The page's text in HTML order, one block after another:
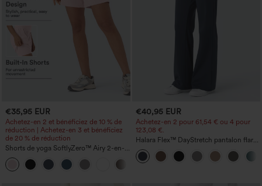
€35,95 EUR
Achetez-en 2 et bénéficiez de 10 % de
réduction | Achetez-en 3 et bénéficiez
de 20 % de réduction
Shorts de yoga SoftlyZero™ Airy 2-en-1
InstantCool, super taille haute, 7" avec
poches
+23
€40,95 EUR
Achetez-en 2 pour 61,54 € ou 4 pour
123,08 €.
Halara Flex™ DayStretch pantalon flare
de travail, taille mi-haute, poche latérale
zippée